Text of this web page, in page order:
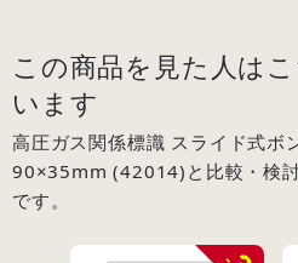
この商品を見た人は
います
高圧ガス関係標識 スライド式ボ
90×35mm (42014)と比較・検
です。